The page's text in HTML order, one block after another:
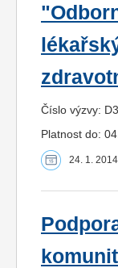
Číslo výzvy: D3
Platnost do:
24. 1. 2014